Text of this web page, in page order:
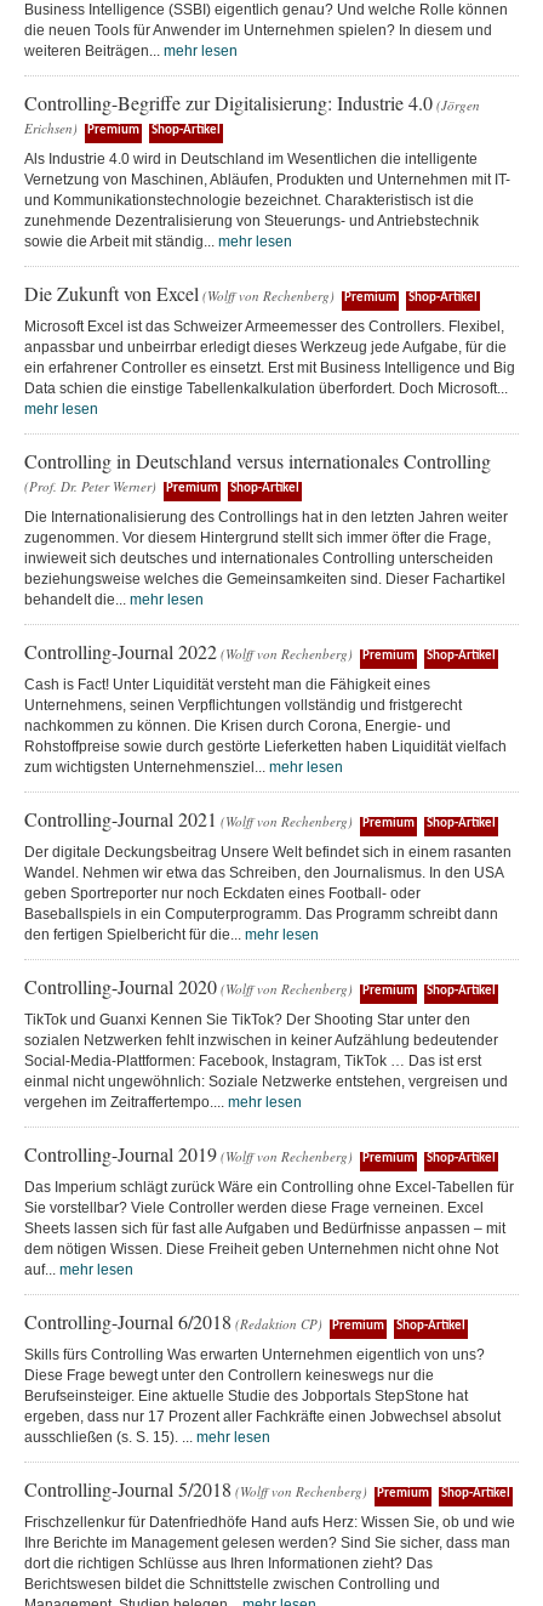
Business Intelligence (SSBI) eigentlich genau? Und welche Rolle können
die neuen Tools für Anwender im Unternehmen spielen? In diesem und
weiteren Beiträgen... mehr lesen
Controlling-Begriffe zur Digitalisierung: Industrie 4.0 (Jörgen
Erichsen)
Premium Shop-Artikel
Als Industrie 4.0 wird in Deutschland im Wesentlichen die intelligente
Vernetzung von Maschinen, Abläufen, Produkten und Unternehmen mit IT-
und Kommunikationstechnologie bezeichnet. Charakteristisch ist die
zunehmende Dezentralisierung von Steuerungs- und Antriebstechnik
sowie die Arbeit mit ständig... mehr lesen
Die Zukunft von Excel (Wolff von Rechenberg) Premium Shop-Artikel
Microsoft Excel ist das Schweizer Armeemesser des Controllers. Flexibel,
anpassbar und unbeirrbar erledigt dieses Werkzeug jede Aufgabe, für die
ein erfahrener Controller es einsetzt. Erst mit Business Intelligence und Big
Data schien die einstige Tabellenkalkulation überfordert. Doch Microsoft...
mehr lesen
Controlling in Deutschland versus internationales Controlling
(Prof. Dr. Peter Werner) Premium Shop-Artikel
Die Internationalisierung des Controllings hat in den letzten Jahren weiter
zugenommen. Vor diesem Hintergrund stellt sich immer öfter die Frage,
inwieweit sich deutsches und internationales Controlling unterscheiden
beziehungsweise welches die Gemeinsamkeiten sind. Dieser Fachartikel
behandelt die... mehr lesen
Controlling-Journal 2022 (Wolff von Rechenberg) Premium Shop-Artikel
Cash is Fact! Unter Liquidität versteht man die Fähigkeit eines
Unternehmens, seinen Verpflichtungen vollständig und fristgerecht
nachkommen zu können. Die Krisen durch Corona, Energie- und
Rohstoffpreise sowie durch gestörte Lieferketten haben Liquidität vielfach
zum wichtigsten Unternehmensziel... mehr lesen
Controlling-Journal 2021 (Wolff von Rechenberg) Premium Shop-Artikel
Der digitale Deckungsbeitrag Unsere Welt befindet sich in einem rasanten
Wandel. Nehmen wir etwa das Schreiben, den Journalismus. In den USA
geben Sportreporter nur noch Eckdaten eines Football- oder
Baseballspiels in ein Computerprogramm. Das Programm schreibt dann
den fertigen Spielbericht für die... mehr lesen
Controlling-Journal 2020 (Wolff von Rechenberg) Premium Shop-Artikel
TikTok und Guanxi Kennen Sie TikTok? Der Shooting Star unter den
sozialen Netzwerken fehlt inzwischen in keiner Aufzählung bedeutender
Social-Media-Plattformen: Facebook, Instagram, TikTok … Das ist erst
einmal nicht ungewöhnlich: Soziale Netzwerke entstehen, vergreisen und
vergehen im Zeitraffertempo.... mehr lesen
Controlling-Journal 2019 (Wolff von Rechenberg) Premium Shop-Artikel
Das Imperium schlägt zurück Wäre ein Controlling ohne Excel-Tabellen für
Sie vorstellbar? Viele Controller werden diese Frage verneinen. Excel
Sheets lassen sich für fast alle Aufgaben und Bedürfnisse anpassen – mit
dem nötigen Wissen. Diese Freiheit geben Unternehmen nicht ohne Not
auf... mehr lesen
Controlling-Journal 6/2018 (Redaktion CP) Premium Shop-Artikel
Skills fürs Controlling Was erwarten Unternehmen eigentlich von uns?
Diese Frage bewegt unter den Controllern keineswegs nur die
Berufseinsteiger. Eine aktuelle Studie des Jobportals StepStone hat
ergeben, dass nur 17 Prozent aller Fachkräfte einen Jobwechsel absolut
ausschließen (s. S. 15). ... mehr lesen
Controlling-Journal 5/2018 (Wolff von Rechenberg) Premium Shop-Artikel
Frischzellenkur für Datenfriedhöfe Hand aufs Herz: Wissen Sie, ob und wie
Ihre Berichte im Management gelesen werden? Sind Sie sicher, dass man
dort die richtigen Schlüsse aus Ihren Informationen zieht? Das
Berichtswesen bildet die Schnittstelle zwischen Controlling und